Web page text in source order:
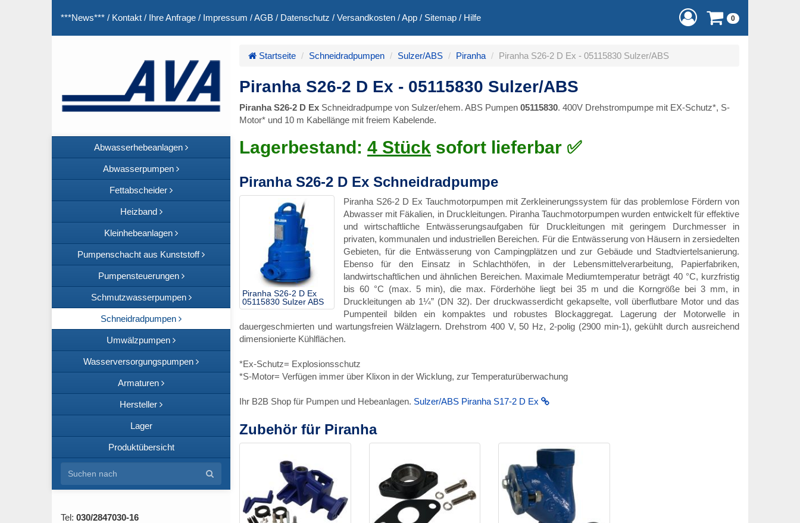
***News*** / Kontakt / Ihre Anfrage / Impressum /AGB / Datenschutz / Versandkosten /App / Sitemap / Hilfe 0
Abwasserhebeanlagen
Abwasserpumpen
Fettabscheider
Heizband
Kleinhebeanlagen
Pumpenschacht aus Kunststoff
Pumpensteuerungen
Schmutzwasserpumpen
Schneidradpumpen
Umwälzpumpen
Wasserversorgungspumpen
Armaturen
Hersteller
Lager
Produktübersicht
Tel: 030/2847030-16
Startseite Schneidradpumpen Sulzer/ABS Piranha Piranha S26-2 D Ex - 05115830 Sulzer/ABS
Piranha S26-2 D Ex - 05115830 Sulzer/ABS
Piranha S26-2 D Ex Schneidradpumpe von Sulzer/ehem. ABS Pumpen 05115830. 400V Drehstrompumpe mit EX-Schutz*, S-
Motor* und 10 m Kabellänge mit freiem Kabelende.
Lagerbestand: 4 Stück sofort lieferbar ✅
Piranha S26-2 D Ex Schneidradpumpe
Piranha S26-2 D Ex
05115830 Sulzer ABS
Piranha S26-2 D Ex Tauchmotorpumpen mit Zerkleinerungssystem für das problemlose Fördern von
Abwasser mit Fäkalien, in Druckleitungen. Piranha Tauchmotorpumpen wurden entwickelt für effektive
und wirtschaftliche Entwässerungsaufgaben für Druckleitungen mit geringem Durchmesser in
privaten, kommunalen und industriellen Bereichen. Für die Entwässerung von Häusern in zersiedelten
Gebieten, für die Entwässerung von Campingplätzen und zur Gebäude und Stadtviertelsanierung.
Ebenso für den Einsatz in Schlachthöfen, in der Lebensmittelverarbeitung, Papierfabriken,
landwirtschaftlichen und ähnlichen Bereichen. Maximale Mediumtemperatur beträgt 40 °C, kurzfristig
bis 60 °C (max. 5 min), die max. Förderhöhe liegt bei 35 m und die Korngröße bei 3 mm, in
Druckleitungen ab 1¼” (DN 32). Der druckwasserdicht gekapselte, voll überflutbare Motor und das
Pumpenteil bilden ein kompaktes und robustes Blockaggregat. Lagerung der Motorwelle in
dauergeschmierten und wartungsfreien Wälzlagern. Drehstrom 400 V, 50 Hz, 2-polig (2900 min-1), gekühlt durch ausreichend
dimensionierte Kühlflächen.
*Ex-Schutz= Explosionsschutz
*S-Motor= Verfügen immer über Klixon in der Wicklung, zur Temperaturüberwachung
Ihr B2B Shop für Pumpen und Hebeanlagen. Sulzer/ABS Piranha S17-2 D Ex
Zubehör für Piranha